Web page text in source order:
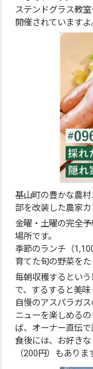
ステンドグラス教
開催されていますよ
基山町の豊かな農
部を改装した農家カ
金曜・土曜の完全
場所です。
季節のランチ（
育てた旬の野菜を
毎朝収穫するとい
で、するすると美味
自慢のアスパラガ
ニューを楽しめる
ば、オーナー直伝で
食後には、お好き
（200円）もありま